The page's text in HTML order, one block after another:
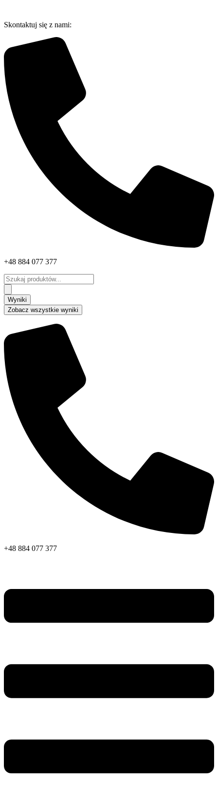
treści
Skontaktuj się z nami:
+48 884 077 377
Search
...
Wyniki
Zobacz wszystkie wyniki
+48 884 077 377